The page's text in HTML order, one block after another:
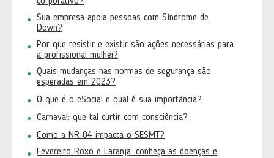
Sua empresa apoia pessoas com Síndrome de
Down?
Por que resistir e existir são ações necessárias para
a profissional mulher?
Quais mudanças nas normas de segurança são
esperadas em 2023?
O que é o eSocial e qual é sua importância?
Carnaval: que tal curtir com consciência?
Como a NR-04 impacta o SESMT?
Fevereiro Roxo e Laranja: conheça as doenças e